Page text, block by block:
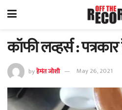
कॉफी लव्हर्स :
byहेमंत जोशी May 26, 2021